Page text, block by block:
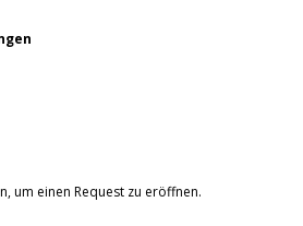
um einen Request zu eröffnen.